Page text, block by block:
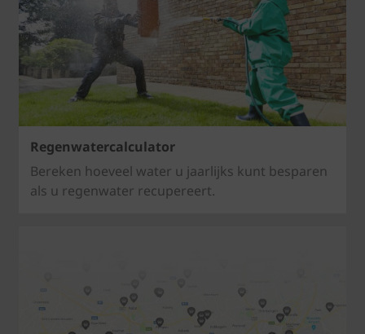
Regenwatercalculator
Bereken hoeveel water u jaarlijks kunt besparen
als u regenwater recupereert.